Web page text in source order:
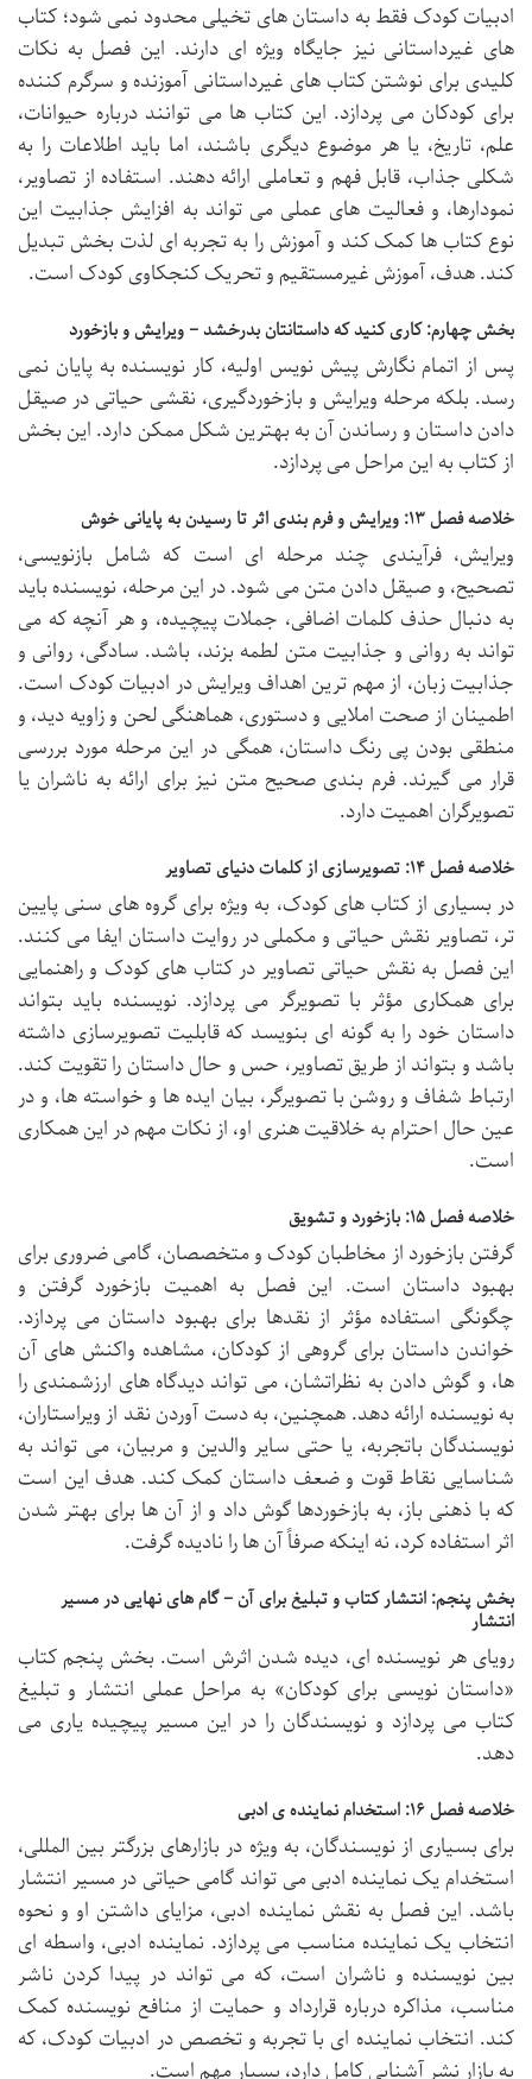
ادبیات کودک فقط به داستان های تخیلی محدود نمی شود؛ کتاب
های غیرداستانی نیز جایگاه ویژه ای دارند. این فصل به نکات
کلیدی برای نوشتن کتاب های غیرداستانی آموزنده و سرگرم کننده
برای کودکان می پردازد. این کتاب ها می توانند درباره حیوانات،
علم، تاریخ، یا هر موضوع دیگری باشند، اما باید اطلاعات را به
شکلی جذاب، قابل فهم و تعاملی ارائه دهند. استفاده از تصاویر،
نمودارها، و فعالیت های عملی می تواند به افزایش جذابیت این
نوع کتاب ها کمک کند و آموزش را به تجربه ای لذت بخش تبدیل
کند. هدف، آموزش غیرمستقیم و تحریک کنجکاوی کودک است.
بخش چهارم: کاری کنید که داستانتان بدرخشد – ویرایش و بازخورد
پس از اتمام نگارش پیش نویس اولیه، کار نویسنده به پایان نمی
رسد. بلکه مرحله ویرایش و بازخوردگیری، نقشی حیاتی در صیقل
دادن داستان و رساندن آن به بهترین شکل ممکن دارد. این بخش
از کتاب به این مراحل می پردازد.
خلاصه فصل ۱۳: ویرایش و فرم بندی اثر تا رسیدن به پایانی خوش
ویرایش، فرآیندی چند مرحله ای است که شامل بازنویسی،
تصحیح، و صیقل دادن متن می شود. در این مرحله، نویسنده باید
به دنبال حذف کلمات اضافی، جملات پیچیده، و هر آنچه که می
تواند به روانی و جذابیت متن لطمه بزند، باشد. سادگی، روانی و
جذابیت زبان، از مهم ترین اهداف ویرایش در ادبیات کودک است.
اطمینان از صحت املایی و دستوری، هماهنگی لحن و زاویه دید، و
منطقی بودن پی رنگ داستان، همگی در این مرحله مورد بررسی
قرار می گیرند. فرم بندی صحیح متن نیز برای ارائه به ناشران یا
تصویرگران اهمیت دارد.
خلاصه فصل ۱۴: تصویرسازی از کلمات دنیای تصاویر
در بسیاری از کتاب های کودک، به ویژه برای گروه های سنی پایین
تر، تصاویر نقش حیاتی و مکملی در روایت داستان ایفا می کنند.
این فصل به نقش حیاتی تصاویر در کتاب های کودک و راهنمایی
برای همکاری مؤثر با تصویرگر می پردازد. نویسنده باید بتواند
داستان خود را به گونه ای بنویسد که قابلیت تصویرسازی داشته
باشد و بتواند از طریق تصاویر، حس و حال داستان را تقویت کند.
ارتباط شفاف و روشن با تصویرگر، بیان ایده ها و خواسته ها، و در
عین حال احترام به خلاقیت هنری او، از نکات مهم در این همکاری
است.
خلاصه فصل ۱۵: بازخورد و تشویق
گرفتن بازخورد از مخاطبان کودک و متخصصان، گامی ضروری برای
بهبود داستان است. این فصل به اهمیت بازخورد گرفتن و
چگونگی استفاده مؤثر از نقدها برای بهبود داستان می پردازد.
خواندن داستان برای گروهی از کودکان، مشاهده واکنش های آن
ها، و گوش دادن به نظراتشان، می تواند دیدگاه های ارزشمندی را
به نویسنده ارائه دهد. همچنین، به دست آوردن نقد از ویراستاران،
نویسندگان باتجربه، یا حتی سایر والدین و مربیان، می تواند به
شناسایی نقاط قوت و ضعف داستان کمک کند. هدف این است
که با ذهنی باز، به بازخوردها گوش داد و از آن ها برای بهتر شدن
اثر استفاده کرد، نه اینکه صرفاً آن ها را نادیده گرفت.
بخش پنجم: انتشار کتاب و تبلیغ برای آن – گام های نهایی در مسیر
انتشار
رویای هر نویسنده ای، دیده شدن اثرش است. بخش پنجم کتاب
«داستان نویسی برای کودکان» به مراحل عملی انتشار و تبلیغ
کتاب می پردازد و نویسندگان را در این مسیر پیچیده یاری می
دهد.
خلاصه فصل ۱۶: استخدام نماینده ی ادبی
برای بسیاری از نویسندگان، به ویژه در بازارهای بزرگتر بین المللی،
استخدام یک نماینده ادبی می تواند گامی حیاتی در مسیر انتشار
باشد. این فصل به نقش نماینده ادبی، مزایای داشتن او و نحوه
انتخاب یک نماینده مناسب می پردازد. نماینده ادبی، واسطه ای
بین نویسنده و ناشران است، که می تواند در پیدا کردن ناشر
مناسب، مذاکره درباره قرارداد و حمایت از منافع نویسنده کمک
کند. انتخاب نماینده ای با تجربه و تخصص در ادبیات کودک، که
به بازار نشر آشنایی کامل دارد، بسیار مهم است.